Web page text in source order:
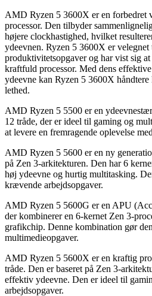
AMD Ryzen 5 3600X er en forbedret
processor. Den tilbyder
højere clockhastighed, hvilket
ydeevnen. Ryzen 5 3600X er
produktivitetsopgaver og har vist sig
kraftfuld processor. Med dens
ydeevne kan Ryzen 5 3600X
lethed.
AMD Ryzen 5 5500 er en
12 tråde, der er ideel til gaming og
at levere en fremragende oplevelse
AMD Ryzen 5 5600 er en ny
på Zen 3-arkitekturen. Den har 6
høj ydeevne og hurtig multitasking.
krævende arbejdsopgaver.
AMD Ryzen 5 5600G er en APU
der kombinerer en 6-kernet Zen 3-
grafikchip. Denne kombination gør
multimedieopgaver.
AMD Ryzen 5 5600X er en kraftig
tråde. Den er baseret på Zen 3-
effektiv ydeevne. Den er ideel til
arbejdsopgaver.